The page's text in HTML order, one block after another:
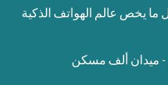
ما يخص عالم الهواتف الذكية